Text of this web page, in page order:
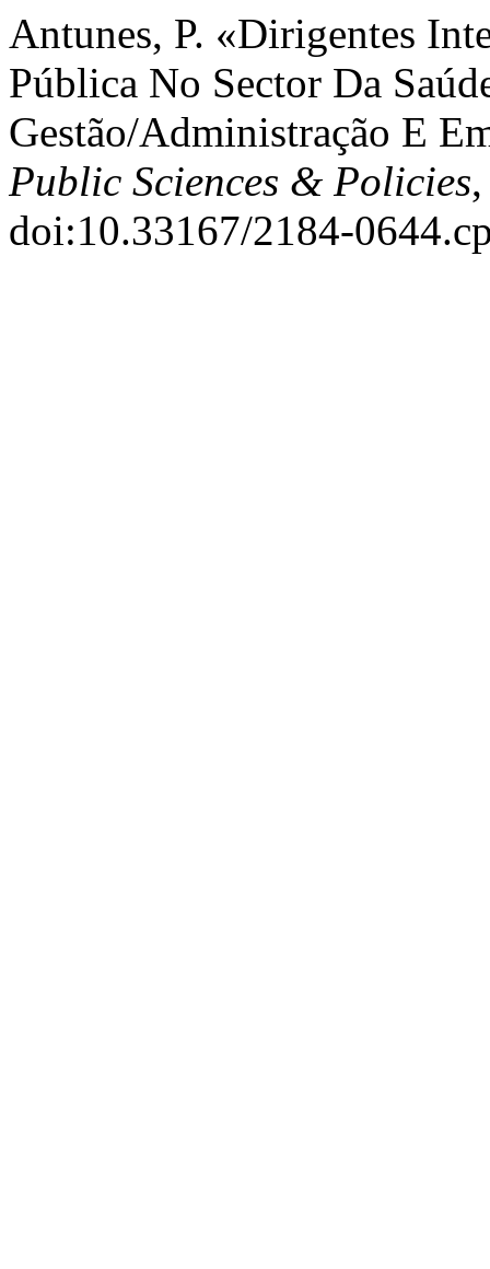
Antunes, P. «Dirigentes
Pública No Sector Da
Gestão/Administração E
Public Sciences & Policies
doi:10.33167/2184-